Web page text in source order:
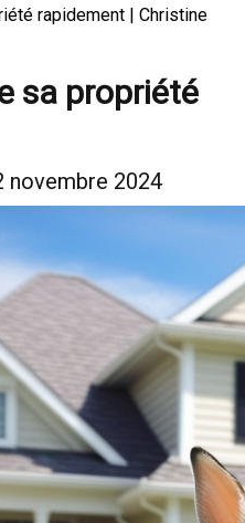
rapidement | Christine
sa propriété
novembre 2024